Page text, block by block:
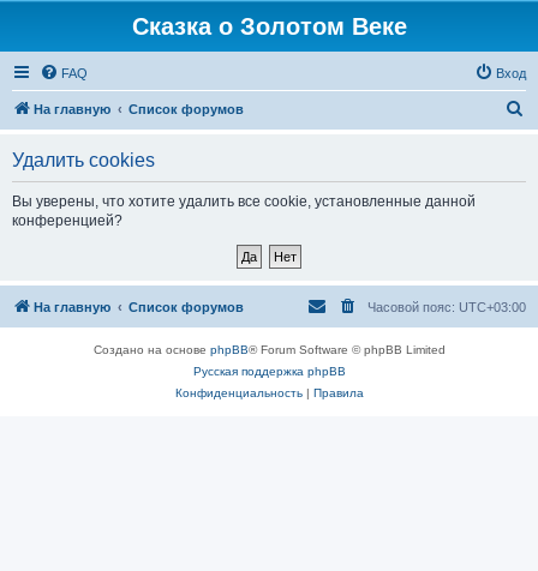
Сказка о Золотом Веке
FAQ Вход
На главную Список форумов
Удалить cookies
Вы уверены, что хотите удалить все cookie, установленные данной
конференцией?
На главную Список форумов Часовой пояс: UTC+03:00
Создано на основе phpBB® Forum Software © phpBB Limited
Русская поддержка phpBB
Конфиденциальность| Правила